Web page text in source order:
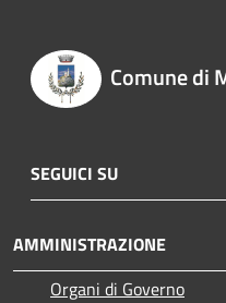
Comune di
SEGUICI SU
AMMINISTRAZIONE
Organi di Governo